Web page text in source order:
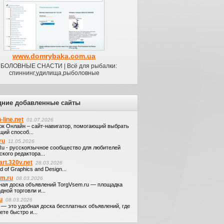
www.domrybaka.com.ua
СНАСТИ | Всё для рыбалки:
спиннинг,удилища,рыболовные
добавленные сайты
line.net 01.07.2026
Онлайн – сайт-навигатор, помогающий выбрать
способ...
11.05.2026
- русскоязычное сообщество для любителей
редактора...
28.03.2026
of Graphics and Design...
08.03.2026
доска объявлений TorgVsem.ru — площадка
торговли и...
08.03.2026
это удобная доска бесплатных объявлений, где
быстро и...